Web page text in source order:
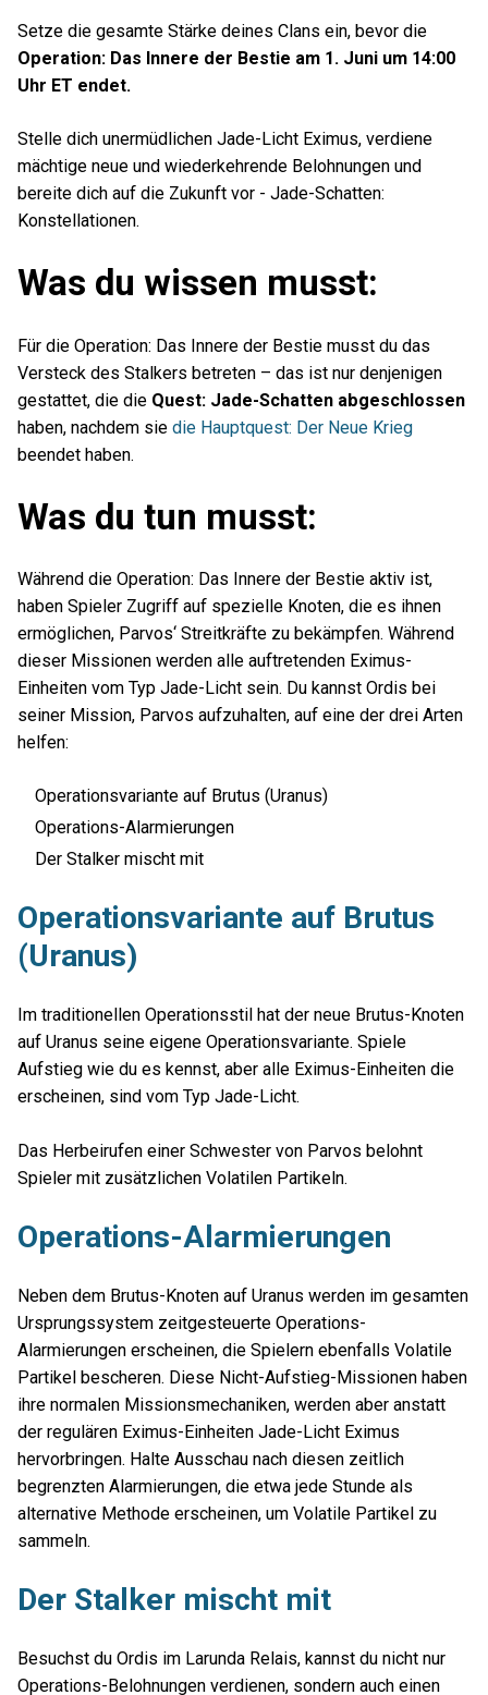
Setze die gesamte Stärke deines Clans ein, bevor die
Operation: Das Innere der Bestie am 1. Juni um 14:00
Uhr ET endet.
Stelle dich unermüdlichen Jade-Licht Eximus, verdiene
mächtige neue und wiederkehrende Belohnungen und
bereite dich auf die Zukunft vor - Jade-Schatten:
Konstellationen.
Was du wissen musst:
Für die Operation: Das Innere der Bestie musst du das
Versteck des Stalkers betreten – das ist nur denjenigen
gestattet, die die Quest: Jade-Schatten abgeschlossen
haben, nachdem sie die Hauptquest: Der Neue Krieg
beendet haben.
Was du tun musst:
Während die Operation: Das Innere der Bestie aktiv ist,
haben Spieler Zugriff auf spezielle Knoten, die es ihnen
ermöglichen, Parvos‘ Streitkräfte zu bekämpfen. Während
dieser Missionen werden alle auftretenden Eximus-
Einheiten vom Typ Jade-Licht sein. Du kannst Ordis bei
seiner Mission, Parvos aufzuhalten, auf eine der drei Arten
helfen:
Operationsvariante auf Brutus (Uranus)
Operations-Alarmierungen
Der Stalker mischt mit
Operationsvariante auf Brutus
(Uranus)
Im traditionellen Operationsstil hat der neue Brutus-Knoten
auf Uranus seine eigene Operationsvariante. Spiele
Aufstieg wie du es kennst, aber alle Eximus-Einheiten die
erscheinen, sind vom Typ Jade-Licht.
Das Herbeirufen einer Schwester von Parvos belohnt
Spieler mit zusätzlichen Volatilen Partikeln.
Operations-Alarmierungen
Neben dem Brutus-Knoten auf Uranus werden im gesamten
Ursprungssystem zeitgesteuerte Operations-
Alarmierungen erscheinen, die Spielern ebenfalls Volatile
Partikel bescheren. Diese Nicht-Aufstieg-Missionen haben
ihre normalen Missionsmechaniken, werden aber anstatt
der regulären Eximus-Einheiten Jade-Licht Eximus
hervorbringen. Halte Ausschau nach diesen zeitlich
begrenzten Alarmierungen, die etwa jede Stunde als
alternative Methode erscheinen, um Volatile Partikel zu
sammeln.
Der Stalker mischt mit
Besuchst du Ordis im Larunda Relais, kannst du nicht nur
Operations-Belohnungen verdienen, sondern auch einen